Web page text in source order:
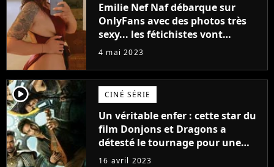
Emilie Nef Naf débarque sur
OnlyFans avec des photos très
sexy... les fétichistes vont
prendre leur pied !
4 mai 2023
player2 CINÉ SÉRIE
Un véritable enfer : cette star du
film Donjons et Dragons a
détesté le tournage pour une
raison très spéciale
16 avril 2023